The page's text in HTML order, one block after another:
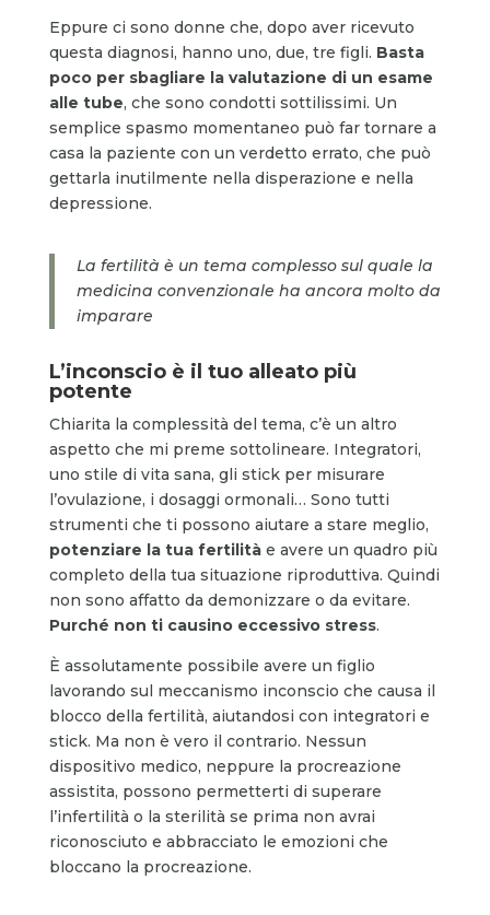
Eppure ci sono donne che, dopo aver ricevuto
questa diagnosi, hanno uno, due, tre figli. Basta
poco per sbagliare la valutazione di un esame
alle tube, che sono condotti sottilissimi. Un
semplice spasmo momentaneo può far tornare a
casa la paziente con un verdetto errato, che può
gettarla inutilmente nella disperazione e nella
depressione.
La fertilità è un tema complesso sul quale la
medicina convenzionale ha ancora molto da
imparare
L’inconscio è il tuo alleato più
potente
Chiarita la complessità del tema, c’è un altro
aspetto che mi preme sottolineare. Integratori,
uno stile di vita sana, gli stick per misurare
l’ovulazione, i dosaggi ormonali… Sono tutti
strumenti che ti possono aiutare a stare meglio,
potenziare la tua fertilità e avere un quadro più
completo della tua situazione riproduttiva. Quindi
non sono affatto da demonizzare o da evitare.
Purché non ti causino eccessivo stress.
È assolutamente possibile avere un figlio
lavorando sul meccanismo inconscio che causa il
blocco della fertilità, aiutandosi con integratori e
stick. Ma non è vero il contrario. Nessun
dispositivo medico, neppure la procreazione
assistita, possono permetterti di superare
l’infertilità o la sterilità se prima non avrai
riconosciuto e abbracciato le emozioni che
bloccano la procreazione.